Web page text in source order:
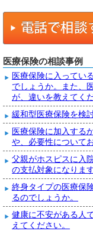
医療保険の相談事例
医療保険に入ってい
でしょうか。また、
が、違いを教えてく
緩和型医療保険を検
医療保険に加入する
や、必要性について
父親がホスピスに入
の支払対象になりま
終身タイプの医療保
るのでしょうか。
健康に不安がある人
えてください。